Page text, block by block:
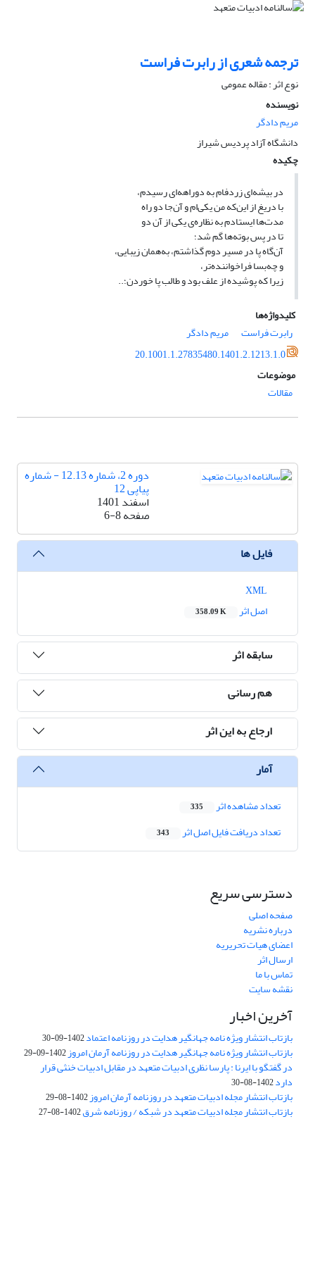
ترجمه شعری از رابرت فراست
نوع اثر : مقاله عمومی
نویسنده
مریم دادگر
دانشگاه آزاد پردیس شیراز
چکیده
در بیشه‌ای زردفام به دوراهه‌ای رسیدم،
با دریغ از این‌که من یکی‌ام و آن‌جا دو راه
مدت‌ها ایستادم به نظاره‌ی یکی از آن دو
تا در پس بوته‌ها گم شد؛
آن‌گاه پا در مسیر دوم گذاشتم، به‌همان زیبایی،
و چه‌بسا فراخواننده‌تر،
زیرا که پوشیده از علف بود و طالب پا خوردن؛..
کلیدواژه‌ها
رابرت فراست
مریم دادگر
20.1001.1.27835480.1401.2.1213.1.0
موضوعات
مقالات
دوره 2، شماره 12.13 - شماره
پیاپی 12
اسفند 1401
صفحه6-8
فایل ها
اصل اثر
358.09 K
سابقه اثر
هم رسانی
ارجاع به این اثر
آمار
تعداد مشاهده اثر 335
تعداد دریافت فایل اصل اثر 343
دسترسی سریع
صفحه اصلی
درباره نشریه
اعضای هیات تحریریه
ارسال اثر
تماس با ما
نقشه سایت
آخرین اخبار
بازتاب انتشار ویژه نامه جهانگیر هدایت در روزنامه اعتماد1402-09-30
بازتاب انتشار ویژه نامه جهانگیر هدایت در روزنامه آرمان امروز1402-09-29
در گفتگو با ایرنا : پارسا نظری ادبیات متعهد در مقابل ادبیات خنثی قرار
دارد1402-08-30
بازتاب انتشار مجله ادبیات متعهد در روزنامه آرمان امروز1402-08-29
بازتاب انتشار مجله ادبیات متعهد در شبکه / روزنامه شرق1402-08-27